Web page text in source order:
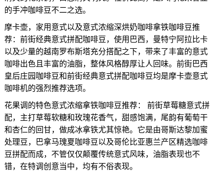
的手冲咖啡豆不二之选。
摩卡壶，家用意式以及意式浓缩深烘奶咖啡拿铁咖啡豆推
荐：前街经典意式拼配咖啡豆，使用巴西，曼特宁阿拉比卡
以及少量的越南罗布斯塔充分搭配之下，带来了丰富的意式
咖啡出色且丰富的油脂，整体风格醇厚让人回味。前街巴西
皇后庄园咖啡豆和前街经典意式拼配咖啡豆均是摩卡壶意式
咖啡机的强烈推荐选项。
花果调的特色意式浓缩拿铁咖啡豆推荐： 前街草莓糖意式拼
配，主打草莓软糖和玫瑰花香气，甜感饱满，尾韵有葡萄干
和杏仁的回甘，做成冰拿铁尤其惊艳。它是由哥斯达黎加蜜
处理豆，巴拿马瑰夏咖啡豆以及哥伦比亚惠兰产区精选咖啡
豆拼配而成，不管仅仅颠覆传统意式风味，油脂表现也不
错，在特调创意当中，均有不俗表现。